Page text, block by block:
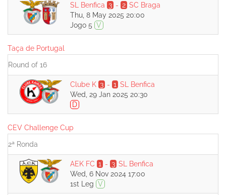
SL Benfica 3 - 2 SC Braga
Thu, 8 May 2025 20:00
Jogo 5 V
Taça de Portugal
Round of 16
Clube K 3 - 1 SL Benfica
Wed, 29 Jan 2025 20:30
D
CEV Challenge Cup
2ª Ronda
AEK FC 1 - 3 SL Benfica
Wed, 6 Nov 2024 17:00
1st Leg V